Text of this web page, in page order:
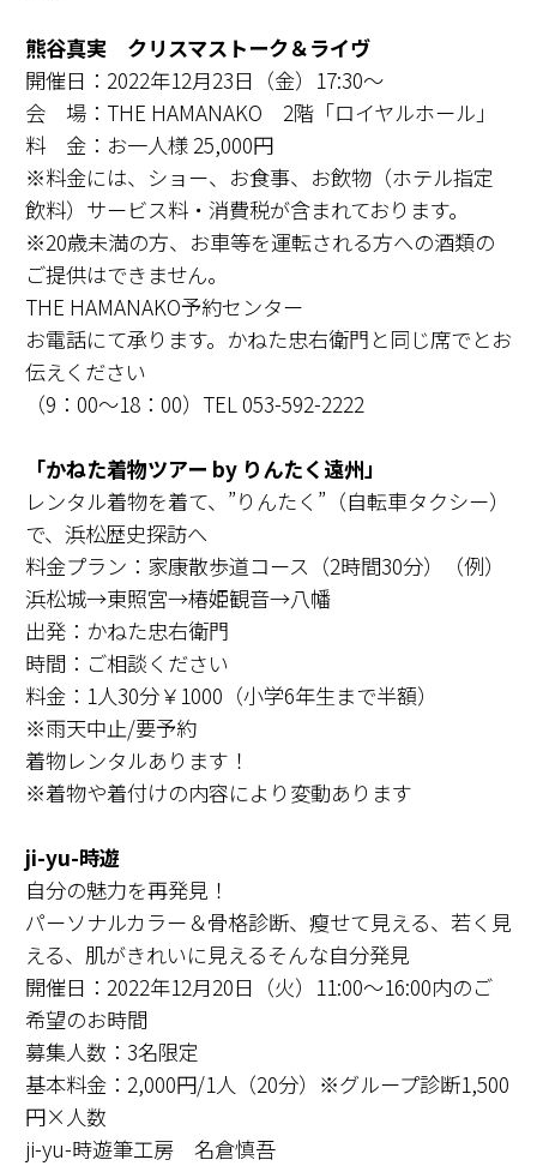
熊谷真実 クリスマストーク＆ライヴ
開催日：2022年12月23日（金）17:30～
会 場：THE HAMANAKO 2階「ロイヤルホール」
料 金：お一人様 25,000円
※料金には、ショー、お食事、お飲物（ホテル指定
飲料）サービス料・消費税が含まれております。
※20歳未満の方、お車等を運転される方への酒類の
ご提供はできません。
THE HAMANAKO予約センター
お電話にて承ります。かねた忠右衛門と同じ席でとお
伝えください
（9：00～18：00）TEL 053-592-2222
「かねた着物ツアー by りんたく遠州」
レンタル着物を着て、”りんたく”（自転車タクシー）
で、浜松歴史探訪へ
料金プラン：家康散歩道コース（2時間30分）（例）
浜松城→東照宮→椿姫観音→八幡
出発：かねた忠右衛門
時間：ご相談ください
料金：1人30分￥1000（小学6年生まで半額）
※雨天中止/要予約
着物レンタルあります！
※着物や着付けの内容により変動あります
ji-yu-時遊
自分の魅力を再発見！
パーソナルカラー＆骨格診断、瘦せて見える、若く見
える、肌がきれいに見えるそんな自分発見
開催日：2022年12月20日（火）11:00～16:00内のご
希望のお時間
募集人数：3名限定
基本料金：2,000円/1人（20分）※グループ診断1,500
円×人数
ji-yu-時遊筆工房 名倉慎吾